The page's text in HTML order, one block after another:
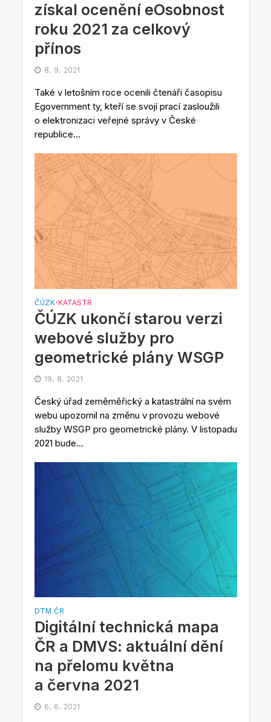
získal ocenění eOsobnost
roku 2021 za celkový
přínos
8. 9. 2021
Také v letošním roce ocenili čtenáři časopisu
Egovernment ty, kteří se svojí prací zasloužili
o elektronizaci veřejné správy v České
republice...
ČÚZK•KATASTR
ČÚZK ukončí starou verzi
webové služby pro
geometrické plány WSGP
19. 8. 2021
Český úřad zeměměřický a katastrální na svém
webu upozornil na změnu v provozu webové
služby WSGP pro geometrické plány. V listopadu
2021 bude...
DTM ČR
Digitální technická mapa
ČR a DMVS: aktuální dění
na přelomu května
a června 2021
6. 6. 2021